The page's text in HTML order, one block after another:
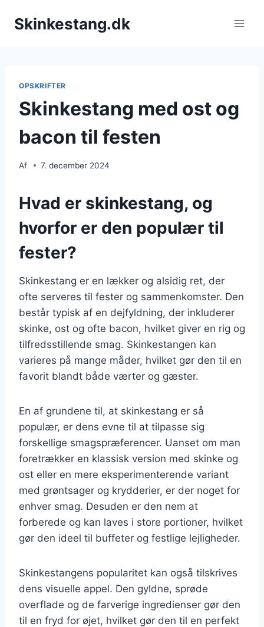
Skinkestang.dk
OPSKRIFTER
Skinkestang med ost og
bacon til festen
Af 7. december 2024
Hvad er skinkestang, og
hvorfor er den populær til
fester?
Skinkestang er en lækker og alsidig ret, der
ofte serveres til fester og sammenkomster. Den
består typisk af en dejfyldning, der inkluderer
skinke, ost og ofte bacon, hvilket giver en rig og
tilfredsstillende smag. Skinkestangen kan
varieres på mange måder, hvilket gør den til en
favorit blandt både værter og gæster.
En af grundene til, at skinkestang er så
populær, er dens evne til at tilpasse sig
forskellige smagspræferencer. Uanset om man
foretrækker en klassisk version med skinke og
ost eller en mere eksperimenterende variant
med grøntsager og krydderier, er der noget for
enhver smag. Desuden er den nem at
forberede og kan laves i store portioner, hvilket
gør den ideel til buffeter og festlige lejligheder.
Skinkestangens popularitet kan også tilskrives
dens visuelle appel. Den gyldne, sprøde
overflade og de farverige ingredienser gør den
til en fryd for øjet, hvilket gør den til en perfekt